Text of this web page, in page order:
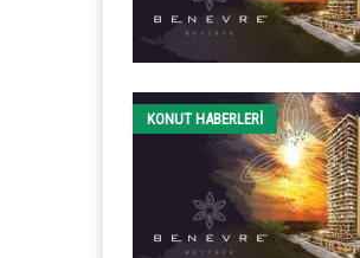
KONUT HABERLERI